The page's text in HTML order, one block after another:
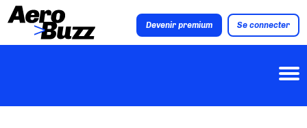
Devenir premium Se connecter